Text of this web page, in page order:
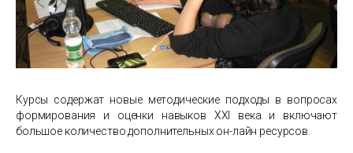
Курсы содержат новые методические подходы в вопросах
формирования и оценки навыков XXI века и включают
большое количество дополнительных он-лайн ресурсов.